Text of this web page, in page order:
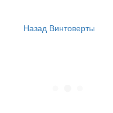
Назад Винтоверты